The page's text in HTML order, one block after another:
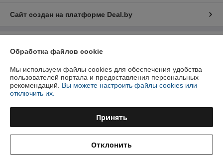
Сайт создан на платформе Deal.by
«Прамень»
Республика Беларусь, Брестская область, Березовский район
,г.Береза,пер.Березовый,15А
комитет
Дата регистрации компании: 18.09.2000
Обработка файлов cookie
Мы используем файлы cookies для обеспечения удобства
пользователей портала и предоставления персональных
рекомендаций. Вы можете настроить файлы cookies или
отключить их.
Принять
Отклонить